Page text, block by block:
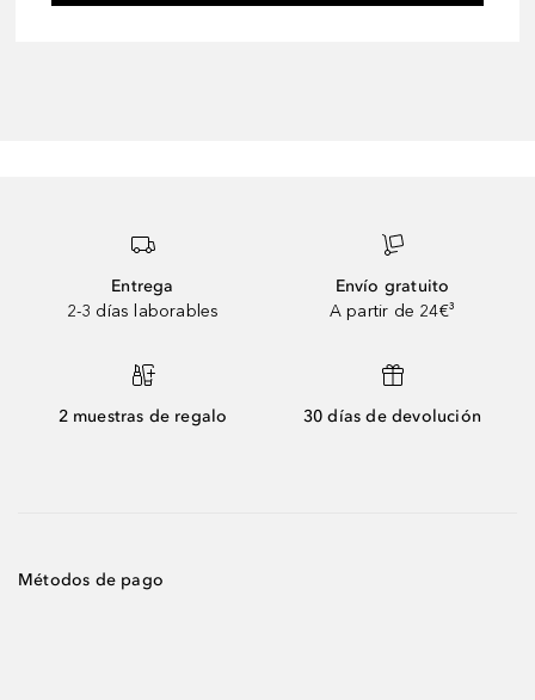
Entrega
2-3 días laborables
Envío gratuito
A partir de 24€³
2 muestras de regalo 30 días de devolución
Métodos de pago